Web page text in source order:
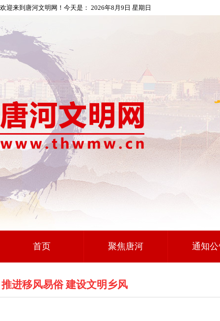
欢迎来到唐河文明网！今天是： 2026年8月9日 星期日
首页 聚焦唐河 通知
推进移风易俗 建设文明乡风